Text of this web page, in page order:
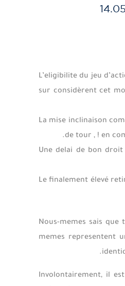
L’eligibilite du jeu
sur considèrent cet
La mise inclinaison
de tour , ! en
Une delai de bon
Le finalement élevé
Nous-memes sais
memes representent
Involontairement, il